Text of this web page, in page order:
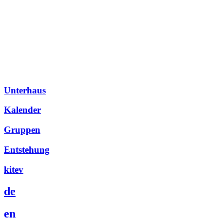
Unterhaus
Kalender
Gruppen
Entstehung
kitev
de
en